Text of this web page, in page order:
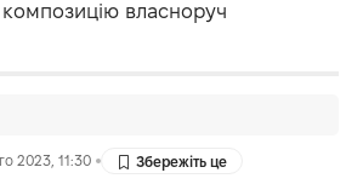
власноруч
2023, 11:30